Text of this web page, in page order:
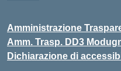
Amministrazione
Amm. Trasp. DD3
Dichiarazione di